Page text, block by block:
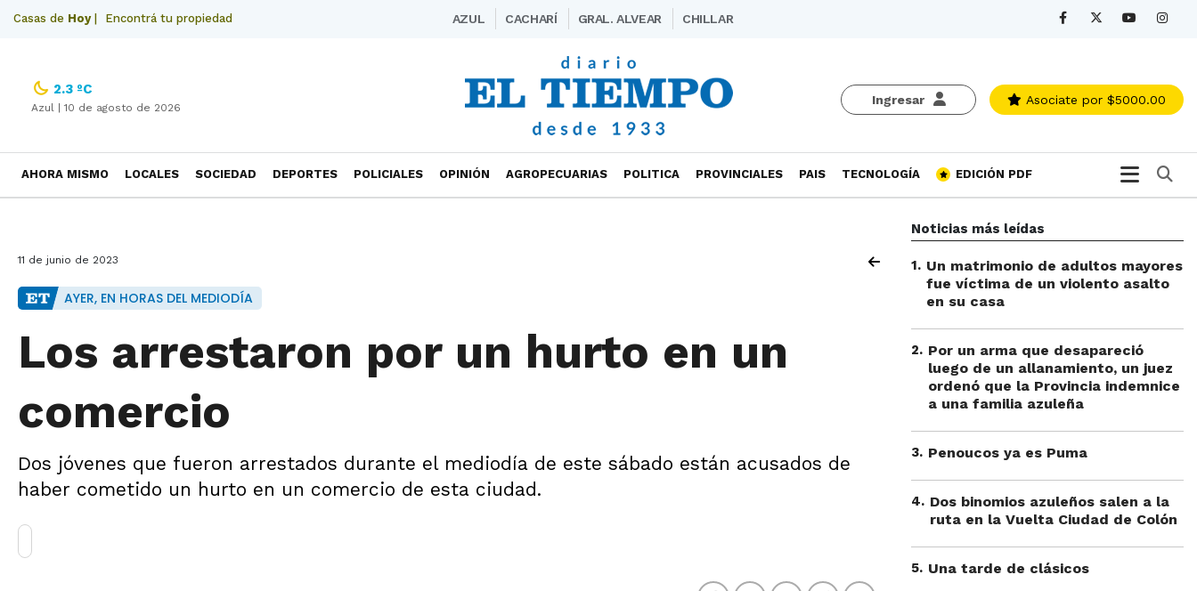
Casas de Hoy| Encontrá tu propiedad AZUL CACHARÍ GRAL. ALVEAR CHILLAR
Ingresar Asociate por $5000.00
2.3 ºC
Azul | 10 de agosto de 2026
AHORA MISMO LOCALES SOCIEDAD DEPORTES POLICIALES OPINIÓN AGROPECUARIAS POLITICA PROVINCIALES PAIS TECNOLOGÍA EDICIÓN PDF
11 de junio de 2023
AYER, EN HORAS DEL MEDIODÍA
Los arrestaron por un hurto en un
comercio
Dos jóvenes que fueron arrestados durante el mediodía de este sábado están acusados de
haber cometido un hurto en un comercio de esta ciudad.
Noticias más leídas
1. Un matrimonio de adultos mayores
fue víctima de un violento asalto
en su casa
2. Por un arma que desapareció
luego de un allanamiento, un juez
ordenó que la Provincia indemnice
a una familia azuleña
3. Penoucos ya es Puma
4. Dos binomios azuleños salen a la
ruta en la Vuelta Ciudad de Colón
5. Una tarde de clásicos